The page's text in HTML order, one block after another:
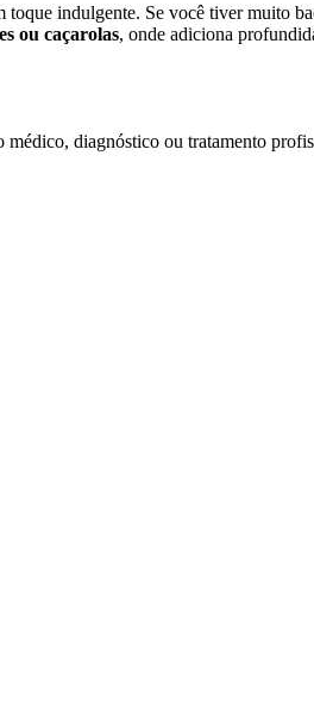
toque indulgente. Se você tiver muito
ou caçarolas, onde adiciona
médico, diagnóstico ou tratamento